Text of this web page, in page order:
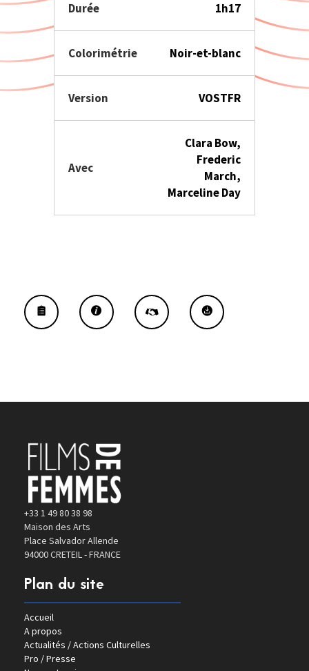
Durée 1h17
Colorimétrie Noir-et-blanc
Version VOSTFR
Avec
Clara Bow,
Frederic
March,
Marceline Day
+33 1 49 80 38 98
Maison des Arts
Place Salvador Allende
94000 CRETEIL - FRANCE
Plan du site
Accueil
A propos
Actualités / Actions Culturelles
Pro / Presse